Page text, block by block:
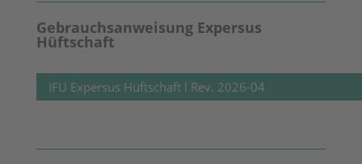
Gebrauchsanweisung Expersus
Hüftschaft
IFU Expersus Hüftschaft l Rev. 2026-04